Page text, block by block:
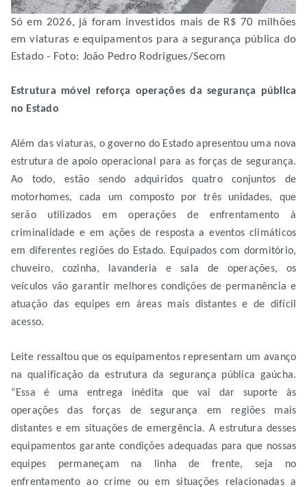
Só em 2026, já foram investidos mais de R$ 70 milhões
em viaturas e equipamentos para a segurança pública do
Estado - Foto: João Pedro Rodrigues/Secom
Estrutura móvel reforça operações da segurança pública
no Estado
Além das viaturas, o governo do Estado apresentou uma nova
estrutura de apoio operacional para as forças de segurança.
Ao todo, estão sendo adquiridos quatro conjuntos de
motorhomes, cada um composto por três unidades, que
serão utilizados em operações de enfrentamento à
criminalidade e em ações de resposta a eventos climáticos
em diferentes regiões do Estado. Equipados com dormitório,
chuveiro, cozinha, lavanderia e sala de operações, os
veículos vão garantir melhores condições de permanência e
atuação das equipes em áreas mais distantes e de difícil
acesso.
Leite ressaltou que os equipamentos representam um avanço
na qualificação da estrutura da segurança pública gaúcha.
“Essa é uma entrega inédita que vai dar suporte às
operações das forças de segurança em regiões mais
distantes e em situações de emergência. A estrutura desses
equipamentos garante condições adequadas para que nossas
equipes permaneçam na linha de frente, seja no
enfrentamento ao crime ou em situações relacionadas a